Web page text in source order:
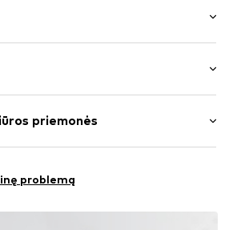
prigludimas
priemonės
100% Poliesteris – PES
problemą